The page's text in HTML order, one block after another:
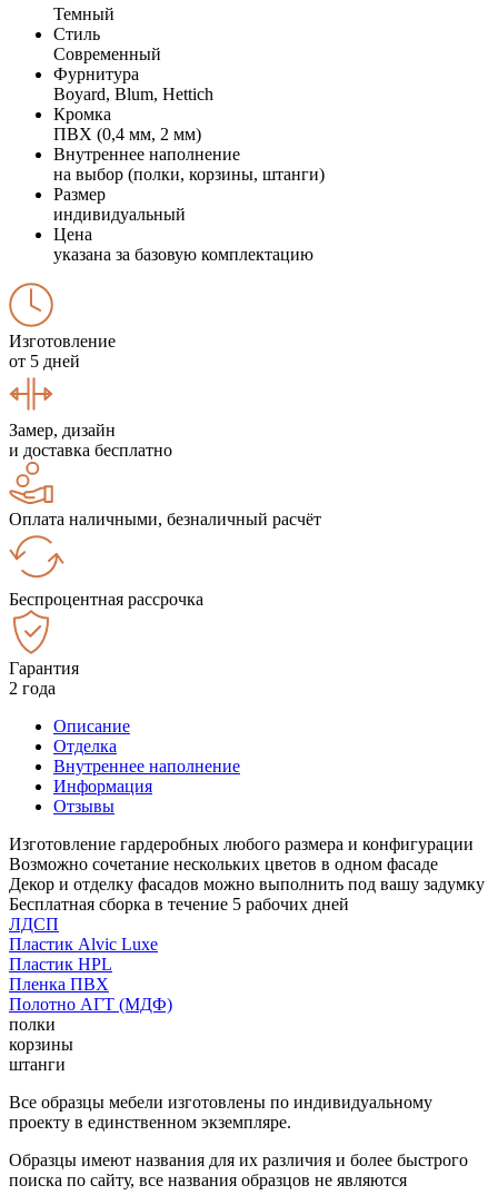
Темный
Стиль
Современный
Фурнитура
Boyard, Blum, Hettich
Кромка
ПВХ (0,4 мм, 2 мм)
Внутреннее наполнение
на выбор (полки, корзины, штанги)
Размер
индивидуальный
Цена
указана за базовую комплектацию
Изготовление
от 5 дней
Замер, дизайн
и доставка бесплатно
Оплата наличными, безналичный расчёт
Беспроцентная рассрочка
Гарантия
2 года
Описание
Отделка
Внутреннее наполнение
Информация
Отзывы
Изготовление гардеробных любого размера и конфигурации
Возможно сочетание нескольких цветов в одном фасаде
Декор и отделку фасадов можно выполнить под вашу задумку
Бесплатная сборка в течение 5 рабочих дней
ЛДСП
Пластик Alvic Luxe
Пластик HPL
Пленка ПВХ
Полотно АГТ (МДФ)
полки
корзины
штанги
Все образцы мебели изготовлены по индивидуальному
проекту в единственном экземпляре.
Образцы имеют названия для их различия и более быстрого
поиска по сайту, все названия образцов не являются